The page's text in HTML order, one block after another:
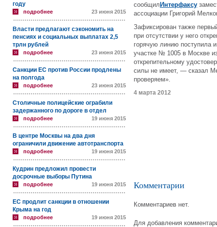
году
подробнее 23 июня 2015
Власти предлагают сэкономить на
пенсиях и социальных выплатах 2,5
трлн рублей
подробнее 23 июня 2015
Санкции ЕС против России продлены
на полгода
подробнее 23 июня 2015
Столичные полицейские ограбили
задержанного по дороге в отдел
подробнее 19 июня 2015
В центре Москвы на два дня
ограничили движение автотранспорта
подробнее 19 июня 2015
Кудрин предложил провести
досрочные выборы Путина
подробнее 19 июня 2015
ЕС продлит санкции в отношении
Крыма на год
подробнее 19 июня 2015
сообщил Интерфаксу
ассоциации Григорий
Зафиксирован также
при отсутствии у него
горячую линию поступила
участке № 1005 в Москве
открепительному
силы не имеет, — сказал
проверяем».
4 марта 2012
Комментарии
Комментариев нет.
Для добавления